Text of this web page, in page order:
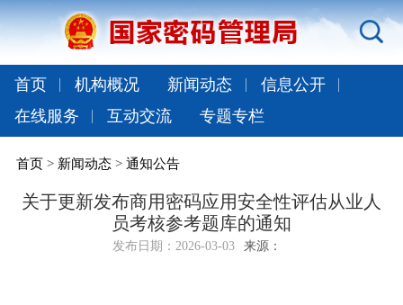
首页 机构概况 新闻动态
信息公开
在线服务
互动交流 专题专栏
首页> 新闻动态> 通知公告
关于更新发布商用密码应用安全性评估从业人
员考核参考题库的通知
发布日期： 2026-03-03 来源：